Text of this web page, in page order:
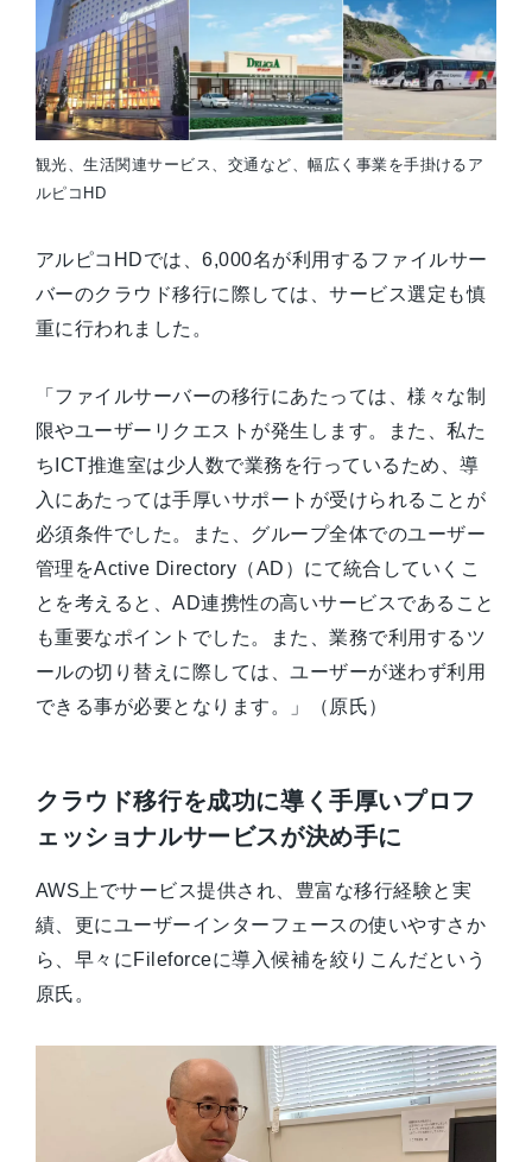
観光、生活関連サービス、交通など、幅広く事業を手掛けるア
ルピコHD
アルピコHDでは、6,000名が利用するファイルサー
バーのクラウド移行に際しては、サービス選定も慎
重に行われました。
「ファイルサーバーの移行にあたっては、様々な制
限やユーザーリクエストが発生します。また、私た
ちICT推進室は少人数で業務を行っているため、導
入にあたっては手厚いサポートが受けられることが
必須条件でした。また、グループ全体でのユーザー
管理をActive Directory（AD）にて統合していくこ
とを考えると、AD連携性の高いサービスであること
も重要なポイントでした。また、業務で利用するツ
ールの切り替えに際しては、ユーザーが迷わず利用
できる事が必要となります。」（原氏）
クラウド移行を成功に導く手厚いプロフ
ェッショナルサービスが決め手に
AWS上でサービス提供され、豊富な移行経験と実
績、更にユーザーインターフェースの使いやすさか
ら、早々にFileforceに導入候補を絞りこんだという
原氏。